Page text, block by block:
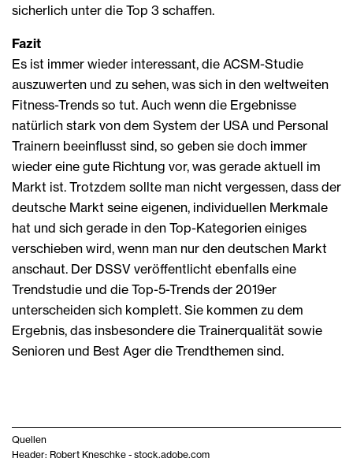
sicherlich unter die Top 3 schaffen.
Fazit
Es ist immer wieder interessant, die ACSM-Studie
auszuwerten und zu sehen, was sich in den weltweiten
Fitness-Trends so tut. Auch wenn die Ergebnisse
natürlich stark von dem System der USA und Personal
Trainern beeinflusst sind, so geben sie doch immer
wieder eine gute Richtung vor, was gerade aktuell im
Markt ist. Trotzdem sollte man nicht vergessen, dass der
deutsche Markt seine eigenen, individuellen Merkmale
hat und sich gerade in den Top-Kategorien einiges
verschieben wird, wenn man nur den deutschen Markt
anschaut. Der DSSV veröffentlicht ebenfalls eine
Trendstudie und die Top-5-Trends der 2019er
unterscheiden sich komplett. Sie kommen zu dem
Ergebnis, das insbesondere die Trainerqualität sowie
Senioren und Best Ager die Trendthemen sind.
Quellen
Header: Robert Kneschke - stock.adobe.com